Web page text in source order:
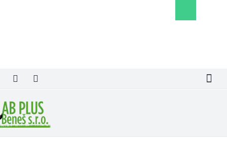
košík